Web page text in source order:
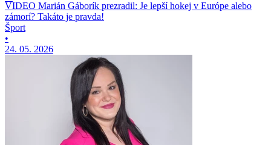
VIDEO Marián Gáborík prezradil: Je lepší hokej v Európe alebo
zámorí? Takáto je pravda!
Šport
•
24. 05. 2026